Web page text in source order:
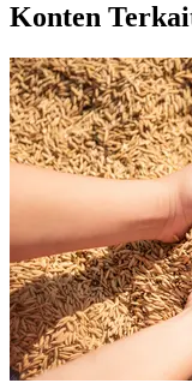
Konten